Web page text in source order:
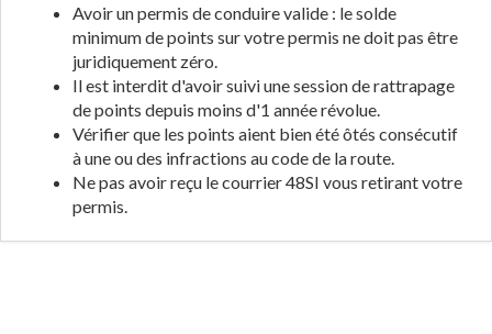
Avoir un permis de conduire valide : le solde
minimum de points sur votre permis ne doit pas être
juridiquement zéro.
Il est interdit d'avoir suivi une session de rattrapage
de points depuis moins d'1 année révolue.
Vérifier que les points aient bien été ôtés consécutif
à une ou des infractions au code de la route.
Ne pas avoir reçu le courrier 48SI vous retirant votre
permis.